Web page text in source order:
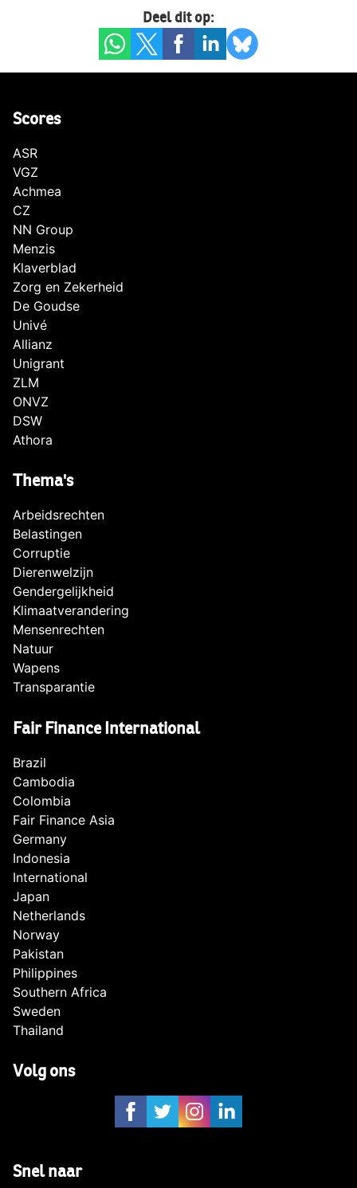
Deel dit op:
Scores
ASR
VGZ
Achmea
CZ
NN Group
Menzis
Klaverblad
Zorg en Zekerheid
De Goudse
Univé
Allianz
Unigrant
ZLM
ONVZ
DSW
Athora
Thema's
Arbeidsrechten
Belastingen
Corruptie
Dierenwelzijn
Gendergelijkheid
Klimaatverandering
Mensenrechten
Natuur
Wapens
Transparantie
Fair Finance International
Brazil
Cambodia
Colombia
Fair Finance Asia
Germany
Indonesia
International
Japan
Netherlands
Norway
Pakistan
Philippines
Southern Africa
Sweden
Thailand
Volg ons
Snel naar